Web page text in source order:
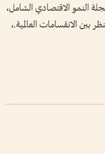
النمو الاقتصادي الشامل،
بين الانقسامات العالمية.،